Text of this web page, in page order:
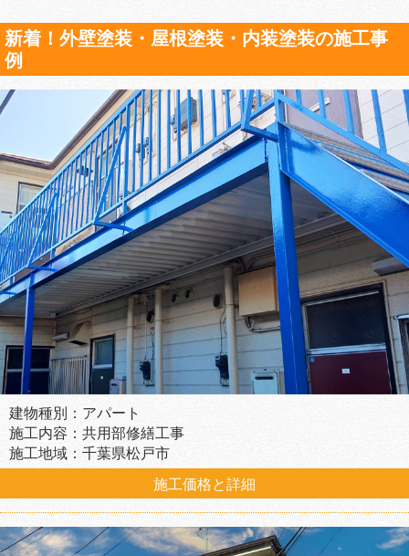
新着！外壁塗装・屋根塗装・内装塗装の施工事
例
建物種別：アパート
施工内容：共用部修繕工事
施工地域：千葉県松戸市
施工価格と詳細